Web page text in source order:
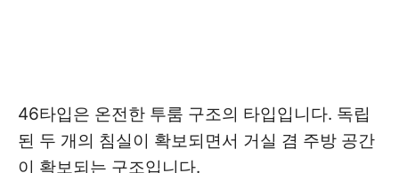
46타입은 온전한 투룸 구조의 타입입니다. 독립
된 두 개의 침실이 확보되면서 거실 겸 주방 공간
이 확보되는 구조입니다.